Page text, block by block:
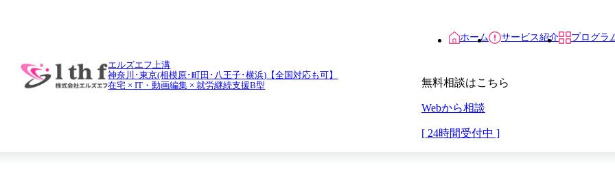
エルズエフ上溝
神奈川･東京(相模原･町田･八王子･横浜)【全国対応も可】
在宅 × IT・動画編集 × 就労継続支援B型
ホーム サービス紹介 プログラ
無料相談はこちら
Webから相談
[ 24時間受付中 ]